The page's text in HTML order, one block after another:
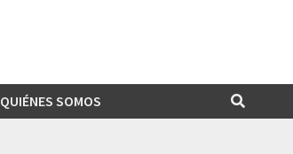
QUIÉNES SOMOS